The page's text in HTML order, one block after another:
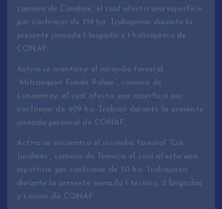
comuna de Carahue, el cual afecta una superficie
por confirmar de 719 ha. Trabajaron durante la
presente jornada 1 brigada y 1 helicóptero de
CONAF.
Activo se mantiene el incendio forestal
“Mitrauquen Fundo Rahue”, comuna de
Lonquimay, el cual afecta una superficie por
confirmar de 409 ha. Trabajó durante la presente
jornada personal de CONAF.
Activo se encuentra el incendio forestal “Los
Jardines”, comuna de Temuco, el cual afecta una
superficie por confirmar de 50 ha. Trabajaron
durante la presente jornada 1 técnico, 2 brigadas
y 1 avión de CONAF.